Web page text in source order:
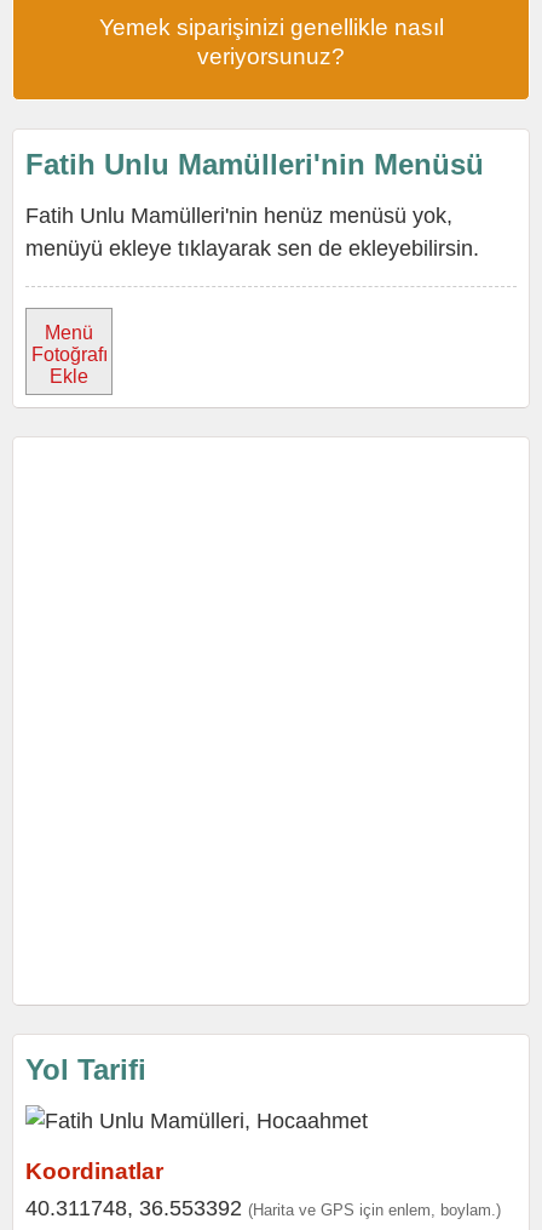
Yemek siparişinizi genellikle nasıl
veriyorsunuz?
Fatih Unlu Mamülleri'nin Menüsü
Fatih Unlu Mamülleri'nin henüz menüsü yok,
menüyü ekleye tıklayarak sen de ekleyebilirsin.
Menü
Fotoğrafı
Ekle
Yol Tarifi
Koordinatlar
40.311748, 36.553392 (Harita ve GPS için enlem, boylam.)